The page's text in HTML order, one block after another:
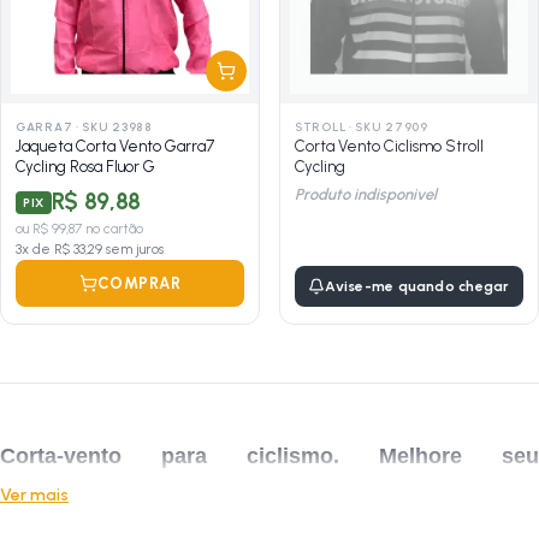
GARRA7 · SKU 23988
Jaqueta Corta Vento Garra7
Cycling Rosa Fluor G
PIX R$ 89,88
ou R$ 99,87 no cartão
3x de R$ 33,29 sem juros
COMPRAR
STROLL · SKU 27909
Corta Vento Ciclismo Stroll
Cycling
Produto indisponivel
Avise-me quando chegar
Corta-vento para ciclismo. Melhore seu
desempenho com a roupa adequada para pedalar.
Ver mais